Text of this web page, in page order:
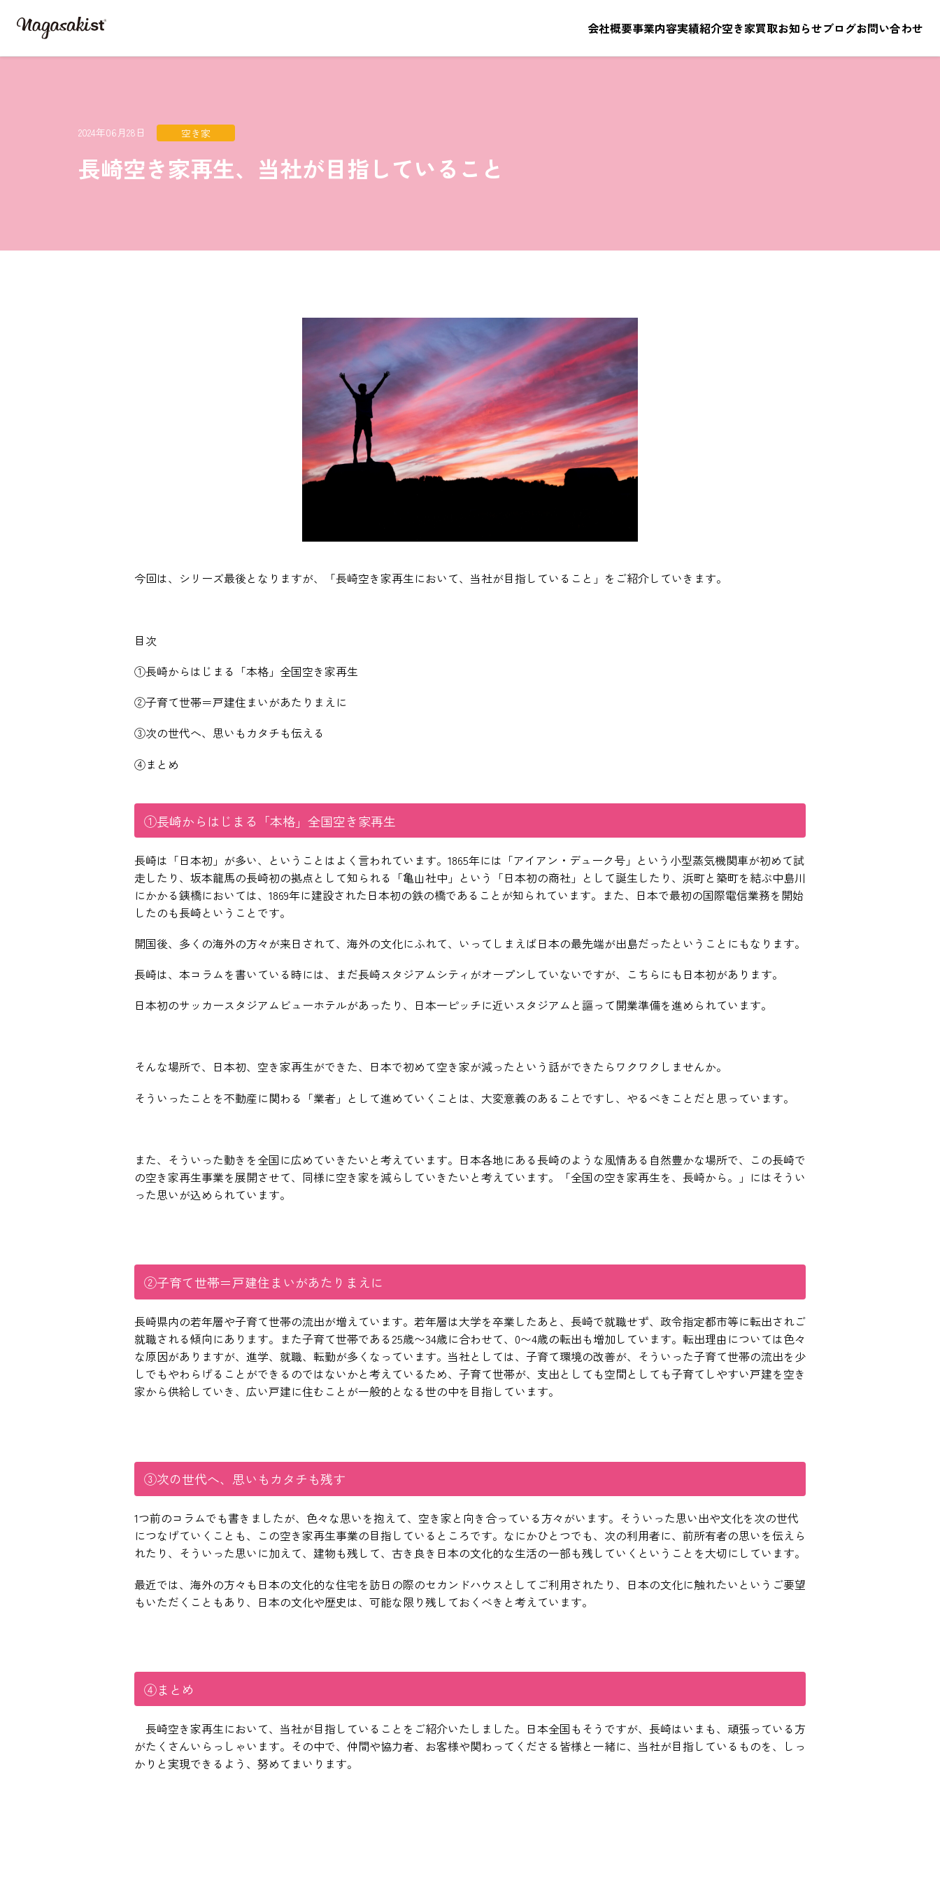
会社概要事業内容実績紹介空き家買取お知らせブログお問い合わせ
2024年06月28日 空き家
長崎空き家再生、当社が目指していること
今回は、シリーズ最後となりますが、「長崎空き家再生において、当社が目指していること」をご紹介していきます。
目次
①長崎からはじまる「本格」全国空き家再生
②子育て世帯＝戸建住まいがあたりまえに
③次の世代へ、思いもカタチも伝える
④まとめ
①長崎からはじまる「本格」全国空き家再生
長崎は「日本初」が多い、ということはよく言われています。1865年には「アイアン・デューク号」という小型蒸気機関車が初めて試
走したり、坂本龍馬の長崎初の拠点として知られる「亀山社中」という「日本初の商社」として誕生したり、浜町と築町を結ぶ中島川
にかかる銕橋においては、1869年に建設された日本初の鉄の橋であることが知られています。また、日本で最初の国際電信業務を開始
したのも長崎ということです。
開国後、多くの海外の方々が来日されて、海外の文化にふれて、いってしまえば日本の最先端が出島だったということにもなります。
長崎は、本コラムを書いている時には、まだ長崎スタジアムシティがオープンしていないですが、こちらにも日本初があります。
日本初のサッカースタジアムビューホテルがあったり、日本一ピッチに近いスタジアムと謳って開業準備を進められています。
そんな場所で、日本初、空き家再生ができた、日本で初めて空き家が減ったという話ができたらワクワクしませんか。
そういったことを不動産に関わる「業者」として進めていくことは、大変意義のあることですし、やるべきことだと思っています。
また、そういった動きを全国に広めていきたいと考えています。日本各地にある長崎のような風情ある自然豊かな場所で、この長崎で
の空き家再生事業を展開させて、同様に空き家を減らしていきたいと考えています。「全国の空き家再生を、長崎から。」にはそうい
った思いが込められています。
②子育て世帯＝戸建住まいがあたりまえに
長崎県内の若年層や子育て世帯の流出が増えています。若年層は大学を卒業したあと、長崎で就職せず、政令指定都市等に転出されご
就職される傾向にあります。また子育て世帯である25歳〜34歳に合わせて、0〜4歳の転出も増加しています。転出理由については色々
な原因がありますが、進学、就職、転勤が多くなっています。当社としては、子育て環境の改善が、そういった子育て世帯の流出を少
しでもやわらげることができるのではないかと考えているため、子育て世帯が、支出としても空間としても子育てしやすい戸建を空き
家から供給していき、広い戸建に住むことが一般的となる世の中を目指しています。
③次の世代へ、思いもカタチも残す
1つ前のコラムでも書きましたが、色々な思いを抱えて、空き家と向き合っている方々がいます。そういった思い出や文化を次の世代
につなげていくことも、この空き家再生事業の目指しているところです。なにかひとつでも、次の利用者に、前所有者の思いを伝えら
れたり、そういった思いに加えて、建物も残して、古き良き日本の文化的な生活の一部も残していくということを大切にしています。
最近では、海外の方々も日本の文化的な住宅を訪日の際のセカンドハウスとしてご利用されたり、日本の文化に触れたいというご要望
もいただくこともあり、日本の文化や歴史は、可能な限り残しておくべきと考えています。
④まとめ
長崎空き家再生において、当社が目指していることをご紹介いたしました。日本全国もそうですが、長崎はいまも、頑張っている方
がたくさんいらっしゃいます。その中で、仲間や協力者、お客様や関わってくださる皆様と一緒に、当社が目指しているものを、しっ
かりと実現できるよう、努めてまいります。